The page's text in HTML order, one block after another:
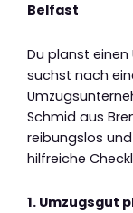
Belfast
Du planst
suchst nach
Schmid aus
reibungslos
hilfreiche
1. Umzugsgut